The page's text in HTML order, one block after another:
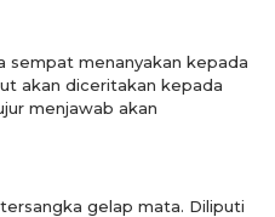
sempat menanyakan kepada
akan diceritakan kepada
menjawab akan
gelap mata. Diliputi